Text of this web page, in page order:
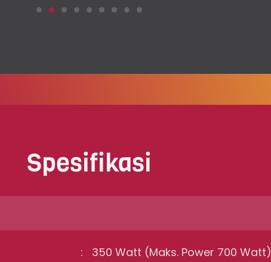
Spesifikasi
: 350 Watt (Maks. Power 700 Watt)